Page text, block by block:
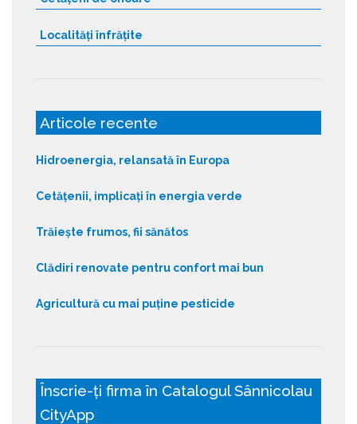
Localități înfrățite
Articole recente
Hidroenergia, relansată în Europa
Cetățenii, implicați în energia verde
Trăiește frumos, fii sănătos
Clădiri renovate pentru confort mai bun
Agricultură cu mai puține pesticide
Înscrie-ți firma în Catalogul Sânnicolau
CityApp